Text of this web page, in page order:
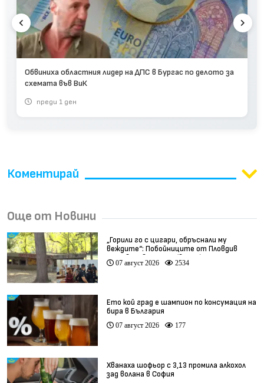
Обвиниха областния лидер на ДПС в Бургас по делото за
схемата във ВиК
преди 1 ден
Коментирай
Още от Новини
„Горили го с цигари, обръснали му
веждите“: Побойниците от Пловдив
остават в ареста (видео)
07 август 2026 2534
Ето кой град е шампион по консумация на
бира в България
07 август 2026 177
Хванаха шофьор с 3,13 промила алкохол
зад волана в София